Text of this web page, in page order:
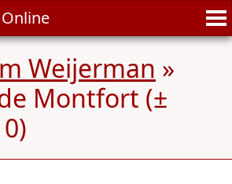
Weijerman »
Montfort (±